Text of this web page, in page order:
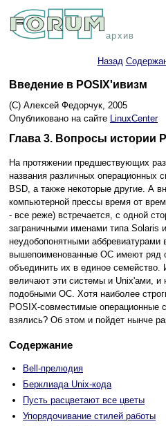
архив
Назад
Введение в POSIX'ивизм
(C) Алексей Федорчук, 2005
Опубликовано на сайте LinuxCenter
Глава 3. Вопросы истории
На протяжении предшествующих
названия различных операционных
BSD, а также некоторые другие. А
компьютерной прессы время от
- все реже) встречается, с одной
заграничными именами типа Solaris
неудобопонятными
вышепоименованные ОС имеют ряд
объединить их в единое семейство.
величают эти системы и Unix'ами, и
подобными ОС. Хотя наиболее
POSIX-совместимые операционные
взялись? Об этом и пойдет нынче
Содержание
Bell-прелюдия
Берклиада Unix-кода
Пусть расцветают все цветы
Упорядочивание стилей работы